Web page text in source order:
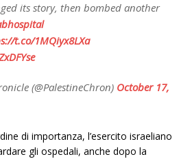
its story, then bombed another
t.co/1MQiyx8LXa
(@PalestineChron) October 17,
di importanza, l’esercito israeliano
gli ospedali, anche dopo la